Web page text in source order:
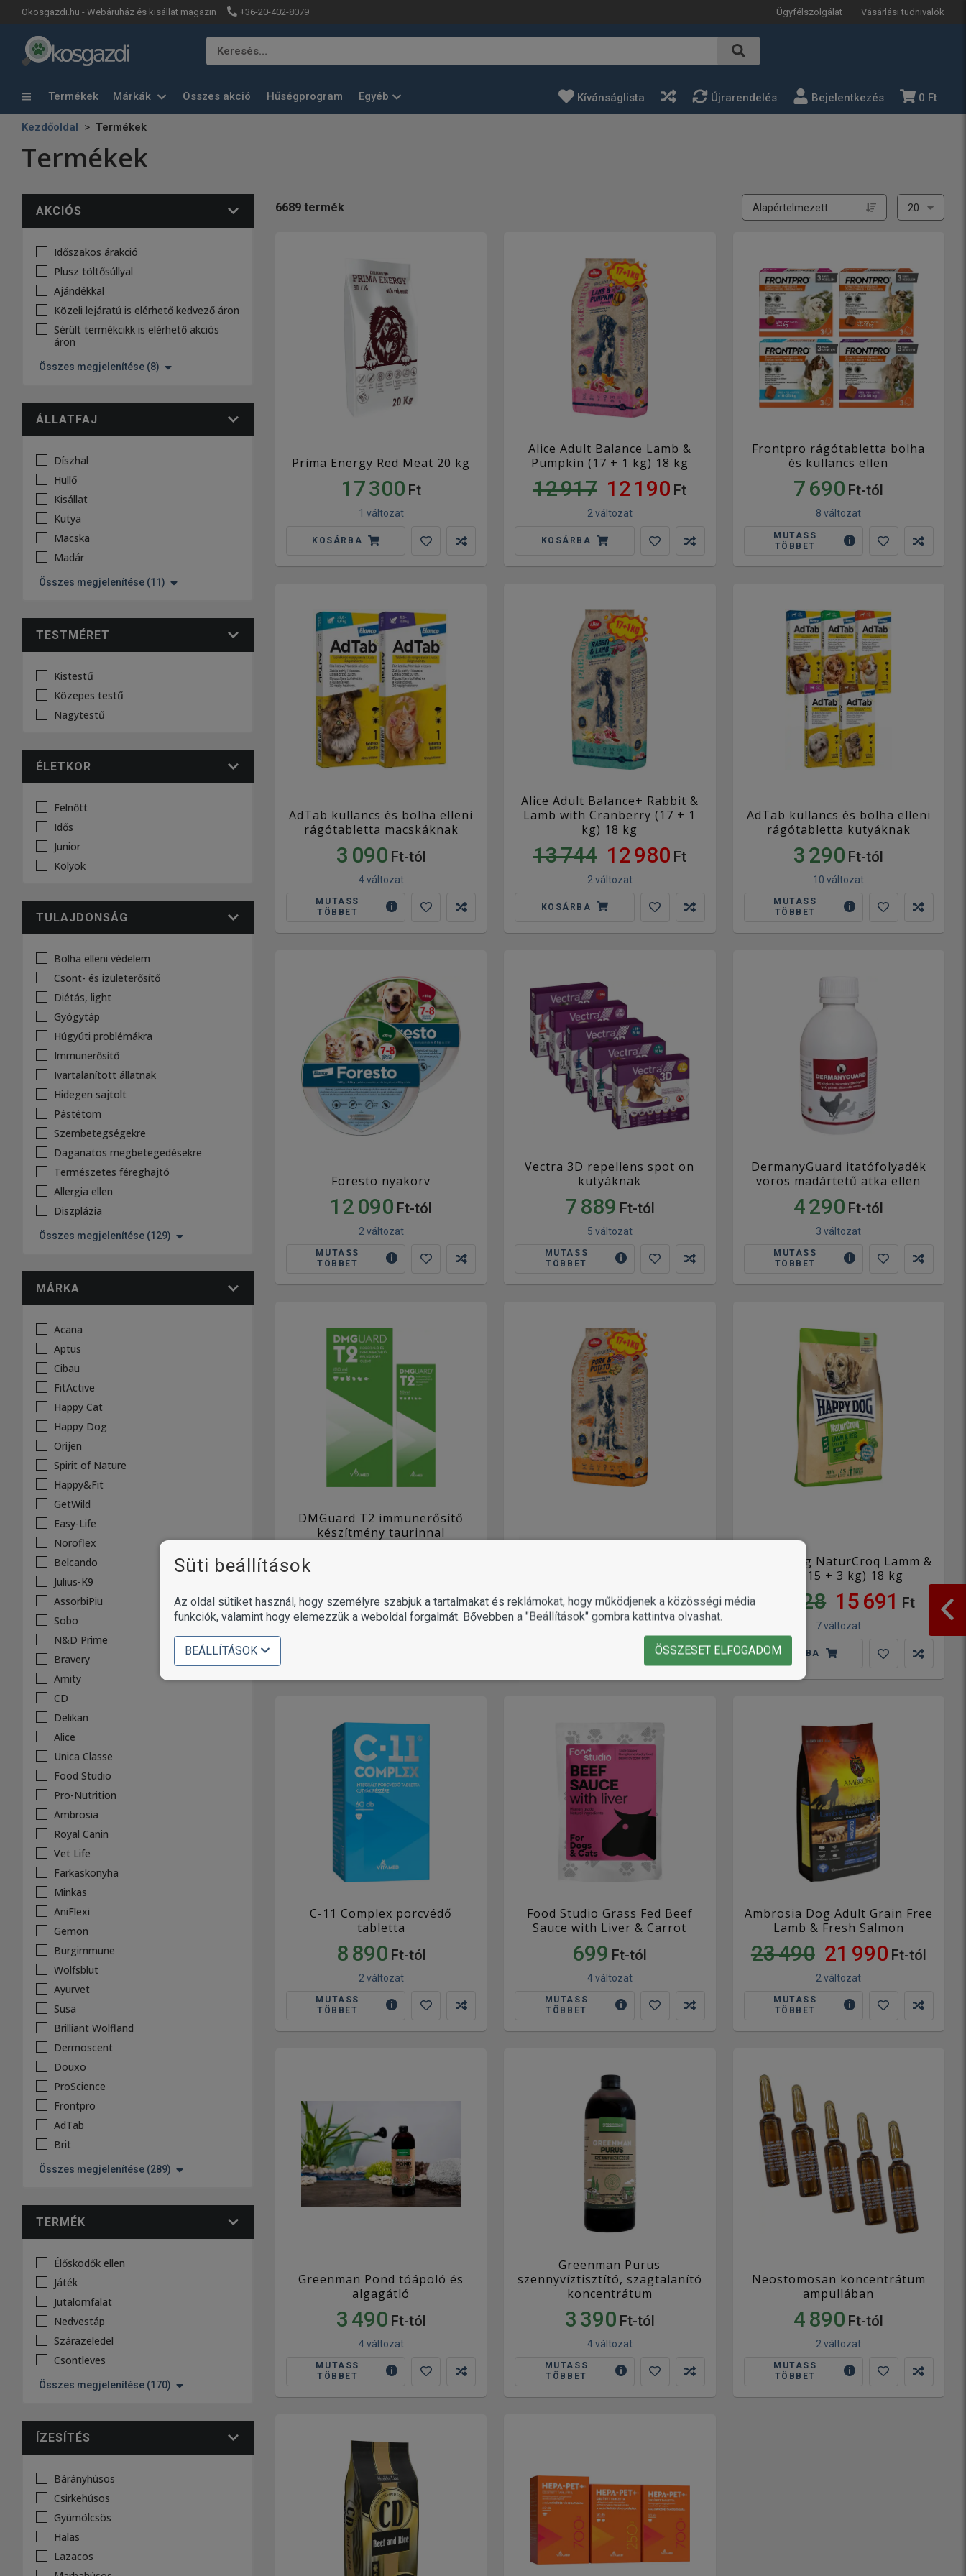
Okosgazdi.hu - Webáruház és kisállat magazin +36-20-402-8079 Ügyfélszolgálat Vásárlási tudnivalók
Keresés…
Termékek Márkák Összes akció Hűségprogram Egyéb Kívánságlista Újrarendelés Bejelentkezés 0 Ft
Kezdőoldal Termékek
Termékek
AKCIÓS
Időszakos árakció
Plusz töltősúllyal
Ajándékkal
Közeli lejáratú is elérhető kedvező áron
Sérült termékcikk is elérhető akciós
áron
Összes megjelenítése (8)
ÁLLATFAJ
Díszhal
Hüllő
Kisállat
Kutya
Macska
Madár
Összes megjelenítése (11)
TESTMÉRET
Kistestű
Közepes testű
Nagytestű
ÉLETKOR
Felnőtt
Idős
Junior
Kölyök
TULAJDONSÁG
Bolha elleni védelem
Csont- és izületerősítő
Diétás, light
Gyógytáp
Húgyúti problémákra
Immunerősítő
Ivartalanított állatnak
Hidegen sajtolt
Pástétom
Szembetegségekre
Daganatos megbetegedésekre
Természetes féreghajtó
Allergia ellen
Diszplázia
Összes megjelenítése (129)
MÁRKA
Acana
Aptus
Cibau
FitActive
Happy Cat
Happy Dog
Orijen
Spirit of Nature
Happy&Fit
GetWild
Easy-Life
Noroflex
Belcando
Julius-K9
AssorbiPiu
Sobo
N&D Prime
Bravery
Amity
CD
Delikan
Alice
Unica Classe
Food Studio
Pro-Nutrition
Ambrosia
Royal Canin
Vet Life
Farkaskonyha
Minkas
AniFlexi
Gemon
Burgimmune
Wolfsblut
Ayurvet
Susa
Brilliant Wolfland
Dermoscent
Douxo
ProScience
Frontpro
AdTab
Brit
Összes megjelenítése (289)
TERMÉK
Élősködők ellen
Játék
Jutalomfalat
Nedvestáp
Szárazeledel
Csontleves
Összes megjelenítése (170)
ÍZESÍTÉS
Bárányhúsos
Csirkehúsos
Gyümölcsös
Halas
Lazacos
6689 termék
Prima Energy Red Meat 20 kg
17 300 Ft
1 változat
KOSÁRBA
Alice Adult Balance Lamb &
Pumpkin (17 + 1 kg) 18 kg
12 917 12 190 Ft
2 változat
KOSÁRBA
Frontpro rágótabletta bolha
és kullancs ellen
7 690 Ft-tól
8 változat
MUTASS
TÖBBET
AdTab kullancs és bolha elleni
rágótabletta macskáknak
3 090 Ft-tól
4 változat
MUTASS
TÖBBET
Alice Adult Balance+ Rabbit &
Lamb with Cranberry (17 + 1
kg) 18 kg
13 744 12 980 Ft
2 változat
KOSÁRBA
AdTab kullancs és bolha elleni
rágótabletta kutyáknak
3 290 Ft-tól
10 változat
MUTASS
TÖBBET
Foresto nyakörv
12 090 Ft-tól
2 változat
MUTASS
TÖBBET
Vectra 3D repellens spot on
kutyáknak
7 889 Ft-tól
5 változat
MUTASS
TÖBBET
DermanyGuard itatófolyadék
vörös madártetű atka ellen
4 290 Ft-tól
3 változat
MUTASS
TÖBBET
DMGuard T2 immunerősítő
készítmény taurinnal
kisállatoknak, díszmadaraknak
7 190Ft-tól 11 328 10 699Ft
2 változat
Happy Dog NaturCroq Lamm &
Reis (15 + 3 kg) 18 kg
18 828 15 691 Ft
7 változat
KOSÁRBA
C-11 Complex porcvédő
tabletta
8 890 Ft-tól
2 változat
MUTASS
TÖBBET
Food Studio Grass Fed Beef
Sauce with Liver & Carrot
699 Ft-tól
4 változat
MUTASS
TÖBBET
Ambrosia Dog Adult Grain Free
Lamb & Fresh Salmon
23 490 21 990 Ft-tól
2 változat
MUTASS
TÖBBET
Greenman Pond tóápoló és
algagátló
3 490 Ft-tól
4 változat
MUTASS
TÖBBET
Greenman Purus
szennyvíztisztító, szagtalanító
koncentrátum
3 390 Ft-tól
4 változat
MUTASS
TÖBBET
Neostomosan koncentrátum
ampullában
4 890 Ft-tól
2 változat
MUTASS
TÖBBET
Süti beállítások
Az oldal sütiket használ, hogy személyre szabjuk a tartalmakat és reklámokat, hogy működjenek a közösségi média
funkciók, valamint hogy elemezzük a weboldal forgalmát. Bővebben a "Beállítások" gombra kattintva olvashat.
BEÁLLÍTÁSOK ÖSSZESET ELFOGADOM